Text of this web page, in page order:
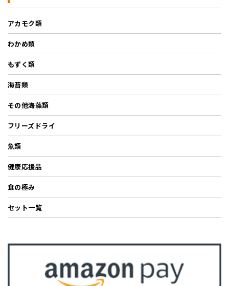
アカモク類
わかめ類
もずく類
海苔類
その他海藻類
フリーズドライ
魚類
健康応援品
食の極み
セット一覧